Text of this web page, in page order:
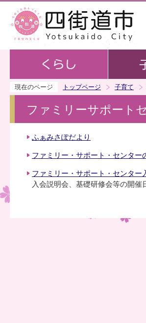
現在のページ トップページ 子育て
ファミリーサポート
ふぁみさぽだより
ファミリー・サポート・センター
ファミリー・サポート・センタ
入会説明会、基礎研修会等の開催